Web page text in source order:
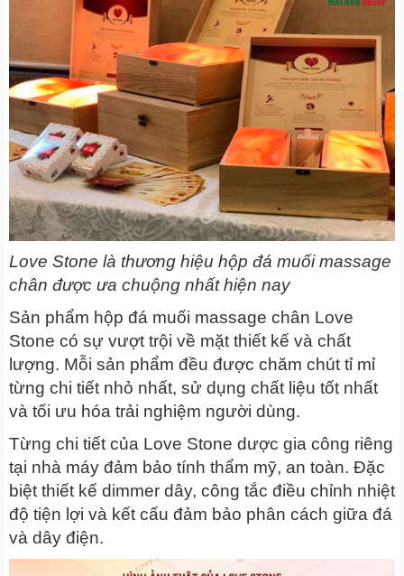
Love Stone là thương hiệu hộp đá muối massage
chân được ưa chuộng nhất hiện nay
Sản phẩm hộp đá muối massage chân Love
Stone có sự vượt trội về mặt thiết kế và chất
lượng. Mỗi sản phẩm đều được chăm chút tỉ mỉ
từng chi tiết nhỏ nhất, sử dụng chất liệu tốt nhất
và tối ưu hóa trải nghiệm người dùng.
Từng chi tiết của Love Stone dược gia công riêng
tại nhà máy đảm bảo tính thẩm mỹ, an toàn. Đặc
biệt thiết kế dimmer dây, công tắc điều chỉnh nhiệt
độ tiện lợi và kết cấu đảm bảo phân cách giữa đá
và dây điện.